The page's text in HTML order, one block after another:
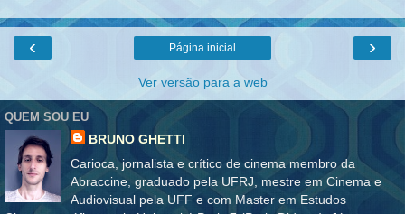
‹ ›
Página inicial
Ver versão para a web
QUEM SOU EU
BRUNO GHETTI
Carioca, jornalista e crítico de cinema membro da
Abraccine, graduado pela UFRJ, mestre em Cinema e
Audiovisual pela UFF e com Master em Estudos